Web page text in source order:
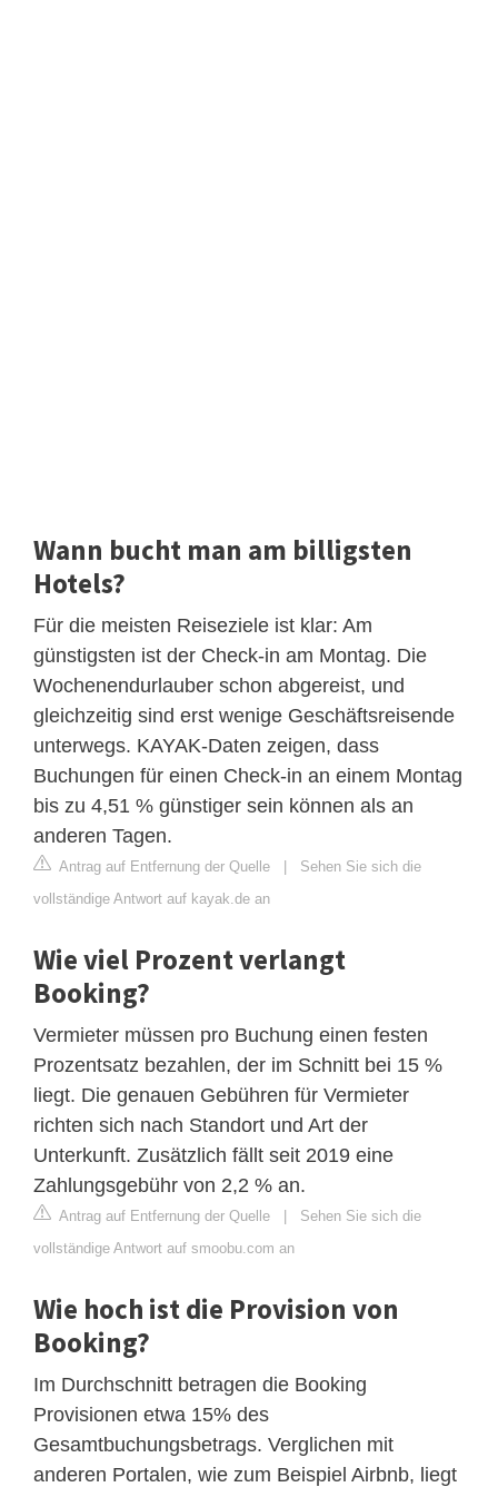
Wann bucht man am billigsten
Hotels?
Für die meisten Reiseziele ist klar: Am
günstigsten ist der Check-in am Montag. Die
Wochenendurlauber schon abgereist, und
gleichzeitig sind erst wenige Geschäftsreisende
unterwegs. KAYAK-Daten zeigen, dass
Buchungen für einen Check-in an einem Montag
bis zu 4,51 % günstiger sein können als an
anderen Tagen.
Antrag auf Entfernung der Quelle | Sehen Sie sich die
vollständige Antwort auf kayak.de an
Wie viel Prozent verlangt
Booking?
Vermieter müssen pro Buchung einen festen
Prozentsatz bezahlen, der im Schnitt bei 15 %
liegt. Die genauen Gebühren für Vermieter
richten sich nach Standort und Art der
Unterkunft. Zusätzlich fällt seit 2019 eine
Zahlungsgebühr von 2,2 % an.
Antrag auf Entfernung der Quelle | Sehen Sie sich die
vollständige Antwort auf smoobu.com an
Wie hoch ist die Provision von
Booking?
Im Durchschnitt betragen die Booking
Provisionen etwa 15% des
Gesamtbuchungsbetrags. Verglichen mit
anderen Portalen, wie zum Beispiel Airbnb, liegt